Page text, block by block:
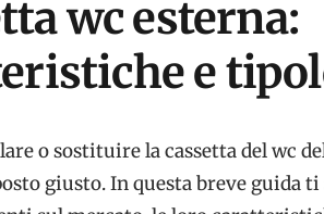
wc esterna:
e
o sostituire la cassetta del wc
giusto. In questa breve guida